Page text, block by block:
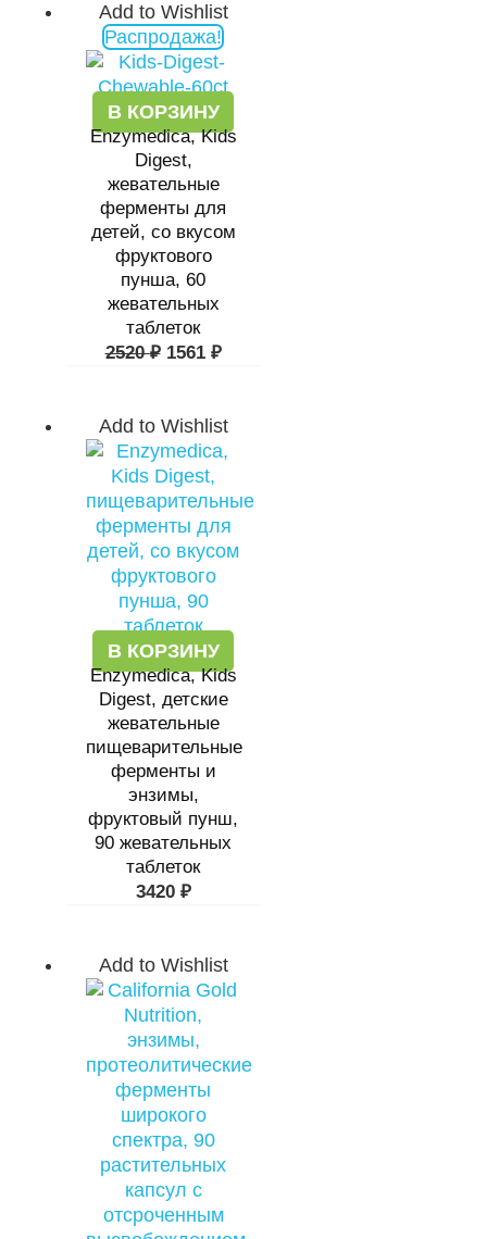
Add to Wishlist
Распродажа!
В КОРЗИНУ
Enzymedica, Kids
Digest,
жевательные
ферменты для
детей, со вкусом
фруктового
пунша, 60
жевательных
таблеток
2520₽
Первоначальная
цена
составляла
2520 ₽.
1561 ₽
Текущая
цена:
1561 ₽.
Add to Wishlist
В КОРЗИНУ
Enzymedica, Kids
Digest, детские
жевательные
пищеварительные
ферменты и
энзимы,
фруктовый пунш,
90 жевательных
таблеток
3420 ₽
Add to Wishlist